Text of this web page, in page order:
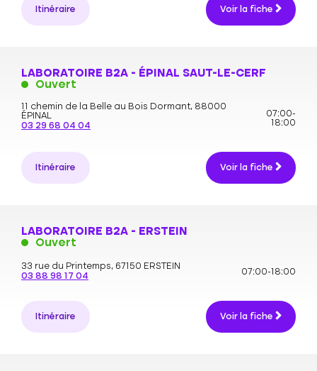
Itinéraire Voir la fiche
LABORATOIRE B2A - ÉPINAL SAUT-LE-CERF
Ouvert
11 chemin de la Belle au Bois Dormant, 88000
ÉPINAL
03 29 68 04 04
07:00-
18:00
Itinéraire Voir la fiche
LABORATOIRE B2A - ERSTEIN
Ouvert
33 rue du Printemps, 67150 ERSTEIN
03 88 98 17 04
07:00-18:00
Itinéraire Voir la fiche